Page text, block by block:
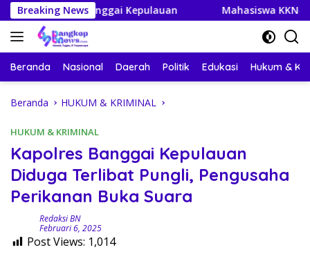
Langsung
ke
konten
Breaking News
Kepulauan Mahasiswa KKN-PPM UGM Data
Beranda Nasional Daerah Politik Edukasi Hukum &
Beranda HUKUM & KRIMINAL
HUKUM & KRIMINAL
Kapolres Banggai Kepulauan
Diduga Terlibat Pungli, Pengusaha
Perikanan Buka Suara
Redaksi BN
Februari 6, 2025
Post Views: 1,014